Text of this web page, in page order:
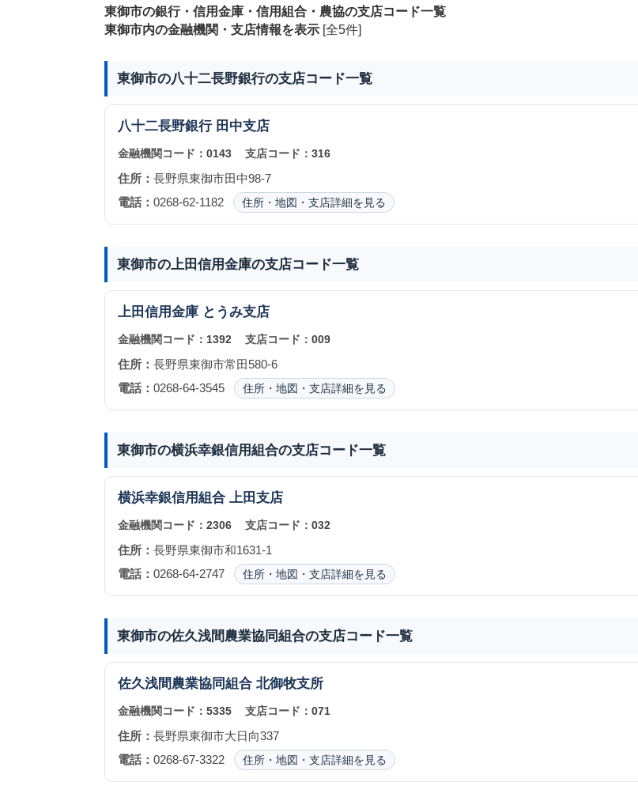
東御市の銀行・信用金庫・信用組合・農協の支店コード一覧
東御市内の金融機関・支店情報を表示[全5件]
東御市の八十二長野銀行の支店コード一覧
八十二長野銀行 田中支店
金融機関コード： 0143 支店コード： 316
住所： 長野県東御市田中98-7
電話： 0268-62-1182 住所・地図・支店詳細を見る
東御市の上田信用金庫の支店コード一覧
上田信用金庫 とうみ支店
金融機関コード： 1392 支店コード： 009
住所： 長野県東御市常田580-6
電話： 0268-64-3545 住所・地図・支店詳細を見る
東御市の横浜幸銀信用組合の支店コード一覧
横浜幸銀信用組合 上田支店
金融機関コード： 2306 支店コード： 032
住所： 長野県東御市和1631-1
電話： 0268-64-2747 住所・地図・支店詳細を見る
東御市の佐久浅間農業協同組合の支店コード一覧
佐久浅間農業協同組合 北御牧支所
金融機関コード： 5335 支店コード： 071
住所： 長野県東御市大日向337
電話： 0268-67-3322 住所・地図・支店詳細を見る